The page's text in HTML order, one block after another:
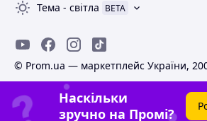
Тема - світла BETA
© Prom.ua — маркетплейс України,
Наскільки
зручно на Промі?